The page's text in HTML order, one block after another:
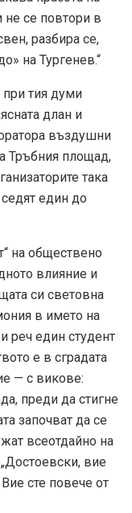
не се повтори в
разбира се,
на Тургенев.“
при тия думи
длан и
въздушни
Тръбния площад,
така
един до
на обществено
влияние и
си световна
в името на
реч един студент
е в сградата
— с викове:
преди да стигне
започват да се
всеотдайно на
вие
сте повече от